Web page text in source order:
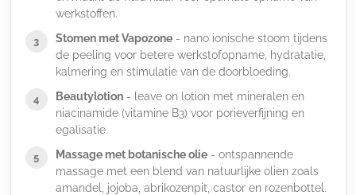
werkstoffen.
3 Stomen met Vapozone- nano ionische stoom tijdens
de peeling voor betere werkstofopname, hydratatie,
kalmering en stimulatie van de doorbloeding.
4 Beautylotion- leave on lotion met mineralen en
niacinamide (vitamine B3) voor porieverfijning en
egalisatie.
5 Massage met botanische olie- ontspannende
massage met een blend van natuurlijke olien zoals
amandel, jojoba, abrikozenpit, castor en rozenbottel.